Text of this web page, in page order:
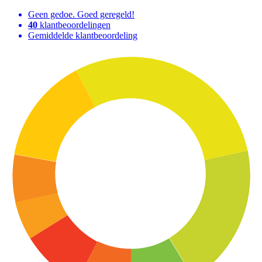
Geen gedoe. Goed geregeld!
40 klantbeoordelingen
Gemiddelde klantbeoordeling